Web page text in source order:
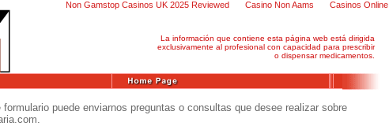
Non Gamstop Casinos UK 2025 Reviewed Casino Non Aams Casinos Online
La información que contiene esta página web está dirigida
exclusivamente al profesional con capacidad para prescribir
o dispensar medicamentos.
puede enviarnos preguntas o consultas que desee realizar sobre